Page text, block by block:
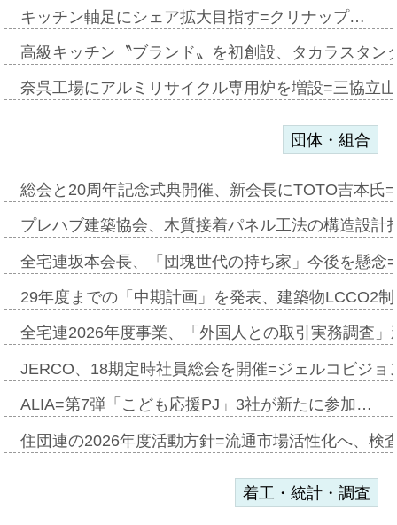
キッチン軸足にシェア拡大目指す=クリナップ…
高級キッチン〝ブランド〟を初創設、タカラスタ
奈呉工場にアルミリサイクル専用炉を増設=三協立
団体・組合
総会と20周年記念式典開催、新会長にTOTO吉本氏
プレハブ建築協会、木質接着パネル工法の構造設
全宅連坂本会長、「団塊世代の持ち家」今後を懸
29年度までの「中期計画」を発表、建築物LCCO2
全宅連2026年度事業、「外国人との取引実務調査
JERCO、18期定時社員総会を開催=ジェルコビジ
ALIA=第7弾「こども応援PJ」3社が新たに参加…
住団連の2026年度活動方針=流通市場活性化へ、検
着工・統計・調査